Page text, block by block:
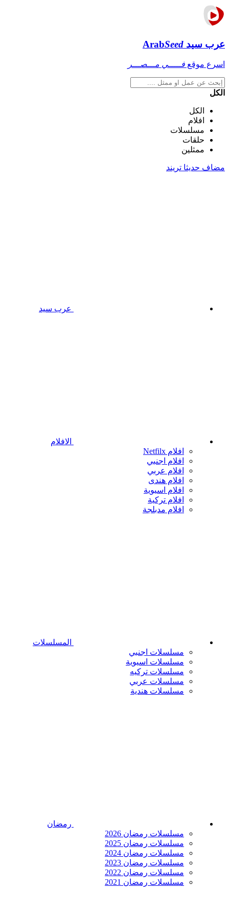
عرب سيد ArabSeed
اسرع موقع فـــــي مـــصـــر
الكل
الكل
افلام
مسلسلات
حلقات
ممثلين
مضاف حديثا تريند
عرب سيد
الافلام
افلام Netfilx
افلام اجنبي
افلام عربي
افلام هندى
افلام اسيوية
افلام تركية
افلام مدبلجة
المسلسلات
مسلسلات اجنبي
مسلسلات اسيوية
مسلسلات تركيه
مسلسلات عربي
مسلسلات هندية
رمضان
مسلسلات رمضان 2026
مسلسلات رمضان 2025
مسلسلات رمضان 2024
مسلسلات رمضان 2023
مسلسلات رمضان 2022
مسلسلات رمضان 2021